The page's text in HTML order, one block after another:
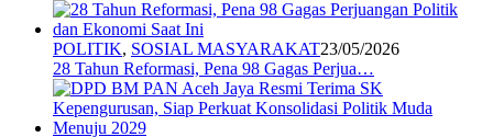
POLITIK, SOSIAL MASYARAKAT23/05/2026
28 Tahun Reformasi, Pena 98 Gagas Perjua…